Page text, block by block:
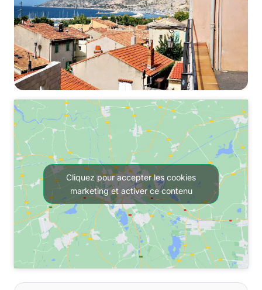
Cliquez pour accepter les cookies
marketing et activer ce contenu